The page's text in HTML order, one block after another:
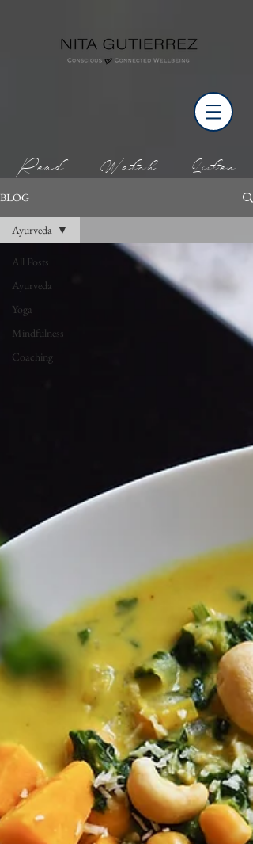
Read Watch Listen
BLOG
All Posts
Ayurveda
Yoga
Mindfulness
Coaching
Ayurveda